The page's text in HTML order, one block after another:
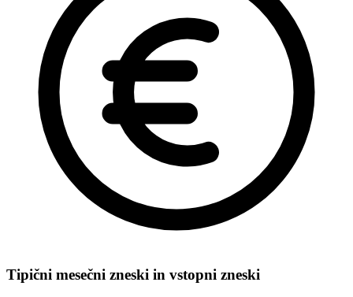
Tipični mesečni zneski in vstopni zneski